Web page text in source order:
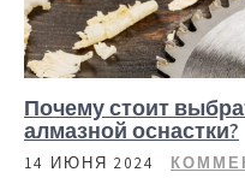
Почему стоит
алмазной оснастки?
14 ИЮНЯ 2024